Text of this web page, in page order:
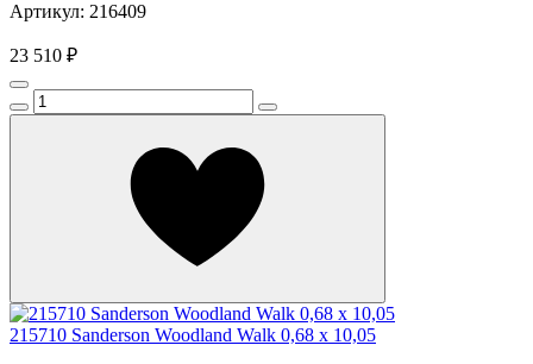
Артикул: 216409
23 510 ₽
215710 Sanderson Woodland Walk 0,68 x 10,05